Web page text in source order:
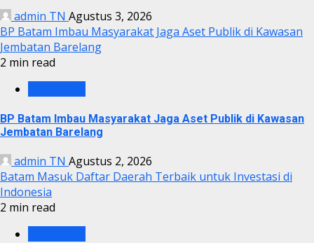
admin TN Agustus 3, 2026
BP Batam Imbau Masyarakat Jaga Aset Publik di Kawasan
Jembatan Barelang
2 min read
BP Batam Imbau Masyarakat Jaga Aset Publik di Kawasan
Jembatan Barelang
admin TN Agustus 2, 2026
Batam Masuk Daftar Daerah Terbaik untuk Investasi di
Indonesia
2 min read